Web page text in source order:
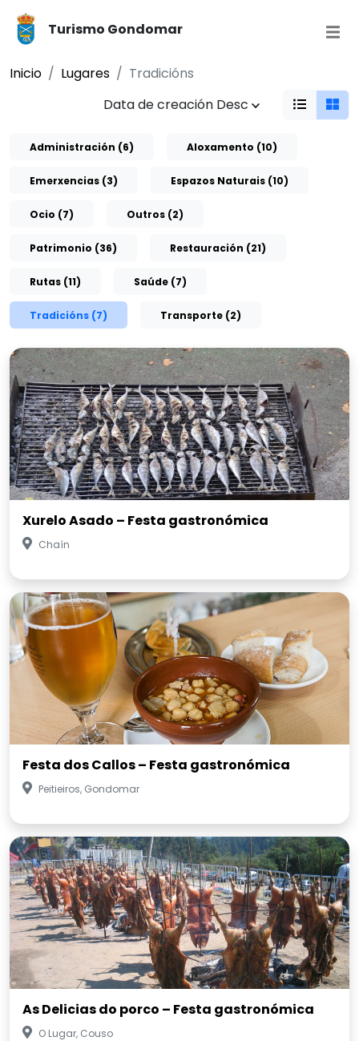
Turismo Gondomar
Inicio Lugares
Tradicións
Data de creación Desc
Administración (6) Aloxamento (10)
Emerxencias (3) Espazos Naturais (10)
Ocio (7) Outros (2)
Patrimonio (36) Restauración (21)
Rutas (11) Saúde (7)
Tradicións (7) Transporte (2)
Xurelo Asado – Festa gastronómica
Chaín
Festa dos Callos – Festa gastronómica
Peitieiros, Gondomar
As Delicias do porco – Festa gastronómica
O Lugar, Couso